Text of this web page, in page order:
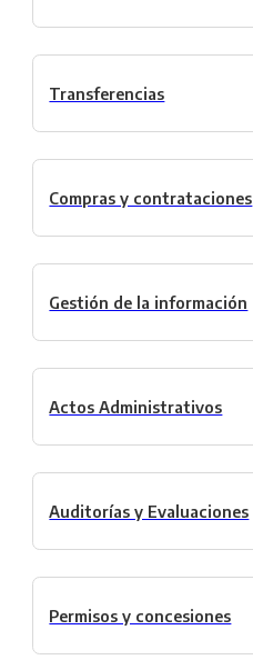
Transferencias
Compras y contrataciones
Gestión de la información
Actos Administrativos
Auditorías y Evaluaciones
Permisos y concesiones